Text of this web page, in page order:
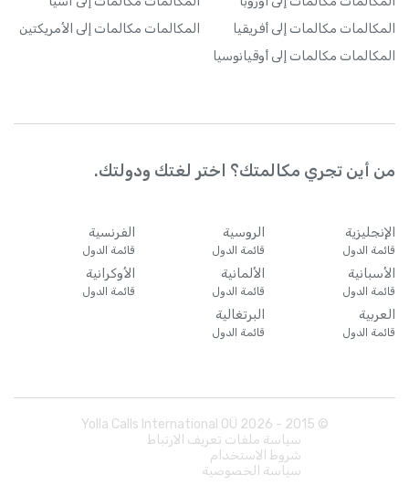
المكالمات مكالمات إلى أفريقيا المكالمات مكالمات إلى الأمريكتين
المكالمات مكالمات إلى أوقيانوسيا
من أين تجري مكالمتك؟ اختر لغتك ودولتك.
الإنجليزية
قائمة الدول
الروسية
قائمة الدول
الفرنسية
قائمة الدول
الأسبانية
قائمة الدول
الألمانية
قائمة الدول
الأوكرانية
قائمة الدول
العربية
قائمة الدول
البرتغالية
قائمة الدول
© 2015 -
2026
سياسة ملفات تعريف الارتباط
شروط الاستخدام
سياسة الخصوصية